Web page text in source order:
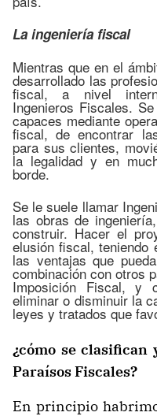
La ingeniería fiscal
Mientras que en el
desarrollado las
fiscal, a nivel
Ingenieros Fiscales.
capaces mediante
fiscal, de encontrar
para sus clientes,
la legalidad y en
borde.
Se le suele llamar
las obras de
construir. Hacer el
elusión fiscal, teniendo
las ventajas que
combinación con otros
Imposición Fiscal, y
eliminar o disminuir la
leyes y tratados que
¿cómo se clasifican
Paraísos Fiscales?
En principio